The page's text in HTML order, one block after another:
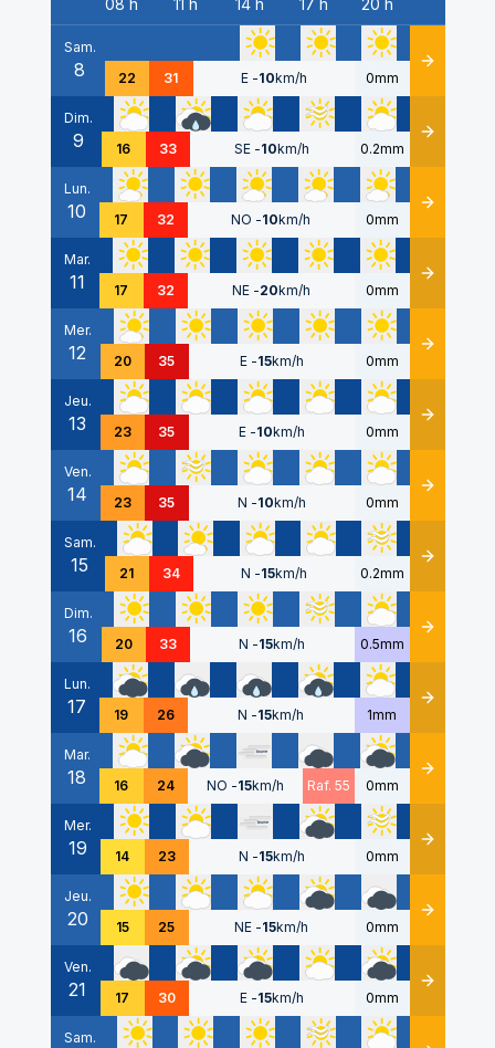
Date
08 h 11 h 14 h 17 h 20 h
Sam.
8 22 31 E -10km/h 0mm Détails
Dim.
9 16 33 SE -10km/h 0.2mm Détails
Lun.
10 17 32 NO -10km/h 0mm Détails
Mar.
11 17 32 NE -20km/h 0mm Détails
Mer.
12 20 35 E -15km/h 0mm Détails
Jeu.
13 23 35 E -10km/h 0mm Détails
Ven.
14 23 35 N -10km/h 0mm Détails
Sam.
15 21 34 N -15km/h 0.2mm Détails
Dim.
16 20 33 N -15km/h 0.5mm Détails
Lun.
17 19 26 N -15km/h 1mm Détails
Mar.
18 16 24 NO -15km/h Raf. 55 0mm Détails
Mer.
19 14 23 N -15km/h 0mm Détails
Jeu.
20 15 25 NE -15km/h 0mm Détails
Ven.
21 17 30 E -15km/h 0mm Détails
Sam.